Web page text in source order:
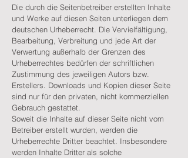
Die durch die Seitenbetreiber erstellten Inhalte
und Werke auf diesen Seiten unterliegen dem
deutschen Urheberrecht. Die Vervielfältigung,
Bearbeitung, Verbreitung und jede Art der
Verwertung außerhalb der Grenzen des
Urheberrechtes bedürfen der schriftlichen
Zustimmung des jeweiligen Autors bzw.
Erstellers. Downloads und Kopien dieser Seite
sind nur für den privaten, nicht kommerziellen
Gebrauch gestattet.
Soweit die Inhalte auf dieser Seite nicht vom
Betreiber erstellt wurden, werden die
Urheberrechte Dritter beachtet. Insbesondere
werden Inhalte Dritter als solche